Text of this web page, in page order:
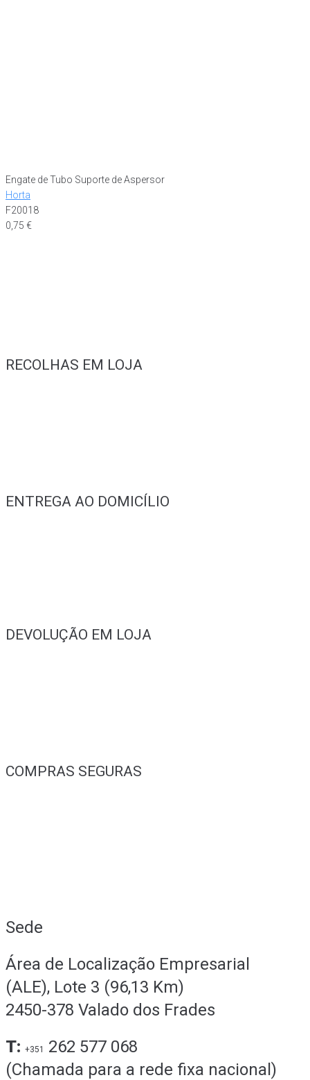
Engate de Tubo Suporte de Aspersor
Horta
F20018
0,75 €
RECOLHAS EM LOJA
ENTREGA AO DOMICÍLIO
DEVOLUÇÃO EM LOJA
COMPRAS SEGURAS
Sede
Área de Localização Empresarial
(ALE), Lote 3 (96,13 Km)
2450-378 Valado dos Frades
T: +351
262 577 068
(Chamada para a rede fixa nacional)